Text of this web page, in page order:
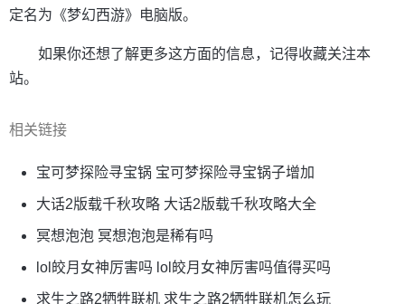
定名为《梦幻西游》电脑版。
如果你还想了解更多这方面的信息，记得收藏关注本
站。
相关链接
宝可梦探险寻宝锅 宝可梦探险寻宝锅子增加
大话2版载千秋攻略 大话2版载千秋攻略大全
冥想泡泡 冥想泡泡是稀有吗
lol皎月女神厉害吗 lol皎月女神厉害吗值得买吗
求生之路2牺牲联机 求生之路2牺牲联机怎么玩